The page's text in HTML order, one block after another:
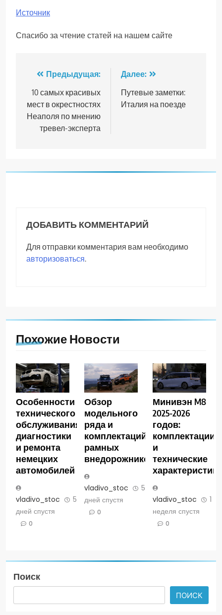
Источник
Спасибо за чтение статей на нашем сайте
Навигация
по
записям
Предыдущая:
10 самых красивых
мест в окрестностях
Неаполя по мнению
тревел-эксперта
Далее:
Путевые заметки:
Италия на поезде
ДОБАВИТЬ КОММЕНТАРИЙ
Для отправки комментария вам необходимо
авторизоваться.
Похожие Новости
Особенности
технического
обслуживания,
диагностики
и ремонта
немецких
автомобилей
vladivo_stoc
5
дней спустя
0
Обзор
модельного
ряда и
комплектаций
рамных
внедорожников
vladivo_stoc
5
дней спустя
0
Минивэн M8
2025-2026
годов:
комплектации
и
технические
характеристики
vladivo_stoc
1
неделя спустя
0
Поиск
ПОИСК